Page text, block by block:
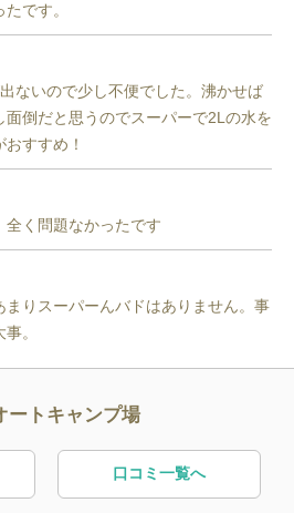
です。
ないので少し不便でした。沸かせば
面倒だと思うのでスーパーで2Lの水を
すすめ！
く問題なかったです
まりスーパーんバドはありません。事
。
ートキャンプ場
口コミ一覧へ